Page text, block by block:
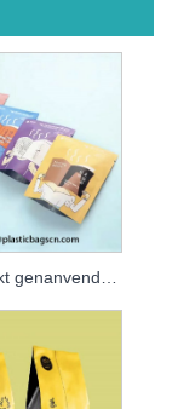
Specialtrykt genanvendelig matsort folie 250g kaffepose med ventil